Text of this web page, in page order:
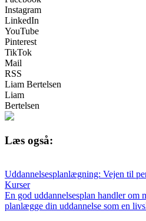
Instagram
LinkedIn
YouTube
Pinterest
TikTok
Mail
RSS
Liam Bertelsen
Liam
Bertelsen
Læs også:
Uddannelsesplanlægning: Vejen til
Kurser
En god uddannelsesplan handler om
planlægge din uddannelse som en